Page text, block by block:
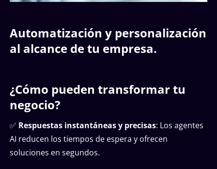
Automatización y personalización
al alcance de tu empresa.
¿Cómo pueden transformar tu
negocio?
✅ Respuestas instantáneas y precisas: Los agentes
AI reducen los tiempos de espera y ofrecen
soluciones en segundos.